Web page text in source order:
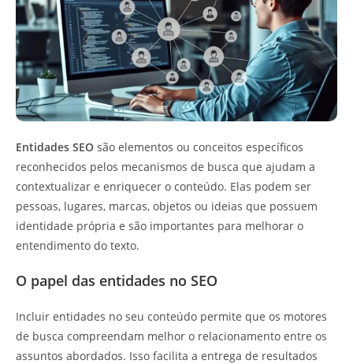
Entidades SEO são elementos ou conceitos específicos
reconhecidos pelos mecanismos de busca que ajudam a
contextualizar e enriquecer o conteúdo. Elas podem ser
pessoas, lugares, marcas, objetos ou ideias que possuem
identidade própria e são importantes para melhorar o
entendimento do texto.
O papel das entidades no SEO
Incluir entidades no seu conteúdo permite que os motores
de busca compreendam melhor o relacionamento entre os
assuntos abordados. Isso facilita a entrega de resultados